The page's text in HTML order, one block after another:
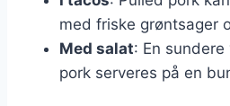
med friske grøntsager
Med salat: En
pork serveres på en